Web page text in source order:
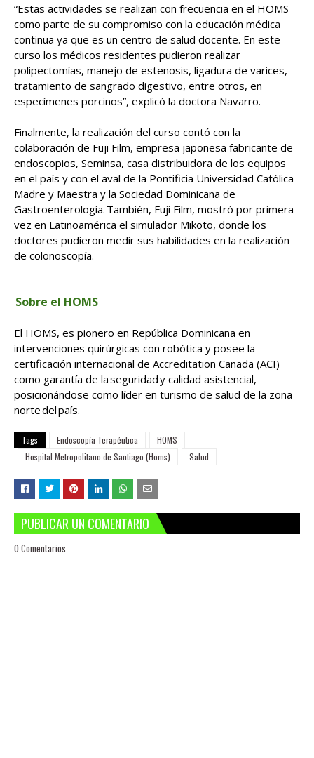
“Estas actividades se realizan con frecuencia en el HOMS
como parte de su compromiso con la educación médica
continua ya que es un centro de salud docente. En este
curso los médicos residentes pudieron realizar
polipectomías, manejo de estenosis, ligadura de varices,
tratamiento de sangrado digestivo, entre otros, en
especímenes porcinos”, explicó la doctora Navarro.
Finalmente, la realización del curso contó con la
colaboración de Fuji Film, empresa japonesa fabricante de
endoscopios, Seminsa, casa distribuidora de los equipos
en el país y con el aval de la Pontificia Universidad Católica
Madre y Maestra y la Sociedad Dominicana de
Gastroenterología. También, Fuji Film, mostró por primera
vez en Latinoamérica el simulador Mikoto, donde los
doctores pudieron medir sus habilidades en la realización
de colonoscopía.
Sobre el HOMS
El HOMS, es pionero en República Dominicana en
intervenciones quirúrgicas con robótica y posee la
certificación internacional de Accreditation Canada (ACI)
como garantía de la seguridad y calidad asistencial,
posicionándose como líder en turismo de salud de la zona
norte del país.
Tags Endoscopía Terapéutica
HOMS
Hospital Metropolitano de Santiago (Homs)
Salud
PUBLICAR UN COMENTARIO
0 Comentarios